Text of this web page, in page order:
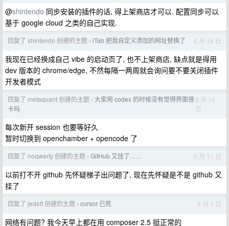
@shintendo 同步安装的插件的话, 得上架商店才可以. 配置同步可以
基于 google cloud 之类的自己实现.
回复了 shintendo 创建的主题 › iTab 把我自定义添加的网址替换了 6 月 16 日
我现在已经换成自己 vibe 的启动页了, 也不上架商店, 缺点就是得用
dev 版本的 chrome/edge, 不然每隔一两周就会询问要不要关闭插件
开发者模式
回复了 metaquant 创建的主题 › 大家用 codex 的时候没有觉得界面很
卡吗
6 月 14
日
每次新开 session 也要等好久
暂时切换到 openchamber + opencode 了
回复了 noqwerty 创建的主题 › GitHub 又挂了…… 6 月 11 日
以前打不开 github 先怀疑梯子出问题了, 现在先怀疑是不是 github 又
挂了
回复了 jedeft 创建的主题 › cursor 已死 6 月 1 日
网络有问题? 我今天早上都在用 composer 2.5 挺正常的